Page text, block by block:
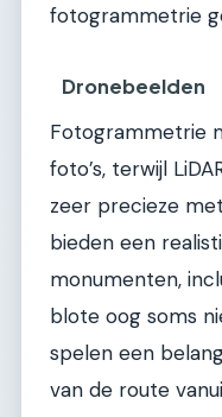
fotogrammetrie
Dronebeelden
Fotogrammetrie
foto’s, terwijl
zeer precieze
bieden een
monumenten,
blote oog soms
spelen een
van de route